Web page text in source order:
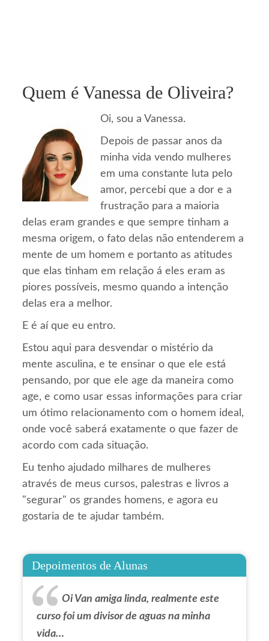
Quem é Vanessa de Oliveira?
Oi, sou a Vanessa.
Depois de passar anos da
minha vida vendo mulheres
em uma constante luta pelo
amor, percebi que a dor e a
frustração para a maioria
delas eram grandes e que sempre tinham a
mesma origem, o fato delas não entenderem a
mente de um homem e portanto as atitudes
que elas tinham em relação á eles eram as
piores possíveis, mesmo quando a intenção
delas era a melhor.
E é aí que eu entro.
Estou aqui para desvendar o mistério da
mente asculina, e te ensinar o que ele está
pensando, por que ele age da maneira como
age, e como usar essas informações para criar
um ótimo relacionamento com o homem ideal,
onde você saberá exatamente o que fazer de
acordo com cada situação.
Eu tenho ajudado milhares de mulheres
através de meus cursos, palestras e livros a
"segurar" os grandes homens, e agora eu
gostaria de te ajudar também.
Depoimentos de Alunas
Oi Van amiga linda, realmente este
curso foi um divisor de aguas na minha
vida…